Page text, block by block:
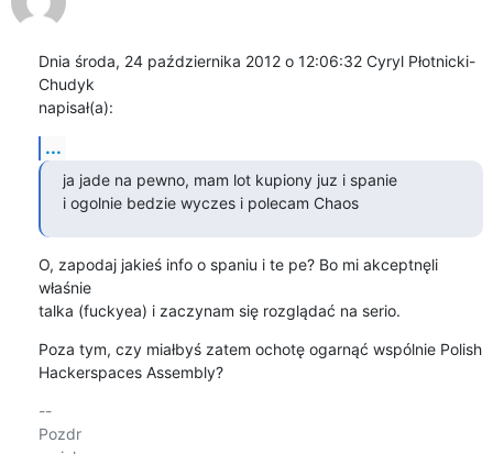
Dnia środa, 24 października 2012 o 12:06:32 Cyryl Płotnicki-
Chudyk
napisał(a):
...
ja jade na pewno, mam lot kupiony juz i spanie
i ogolnie bedzie wyczes i polecam Chaos
O, zapodaj jakieś info o spaniu i te pe? Bo mi akceptnęli
właśnie
talka (fuckyea) i zaczynam się rozglądać na serio.
Poza tym, czy miałbyś zatem ochotę ogarnąć wspólnie Polish
Hackerspaces Assembly?
--
Pozdr